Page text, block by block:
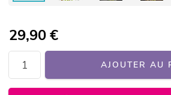
29,90€
AJOUTER AU